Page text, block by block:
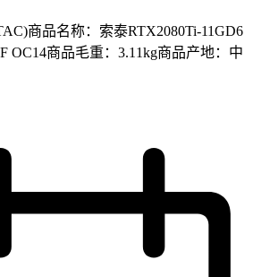
商品名称：索泰RTX2080Ti-11GD6
OC14商品毛重：3.11kg商品产地：中